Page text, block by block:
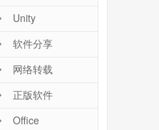
Unity
软件分享
网络转载
正版软件
Office